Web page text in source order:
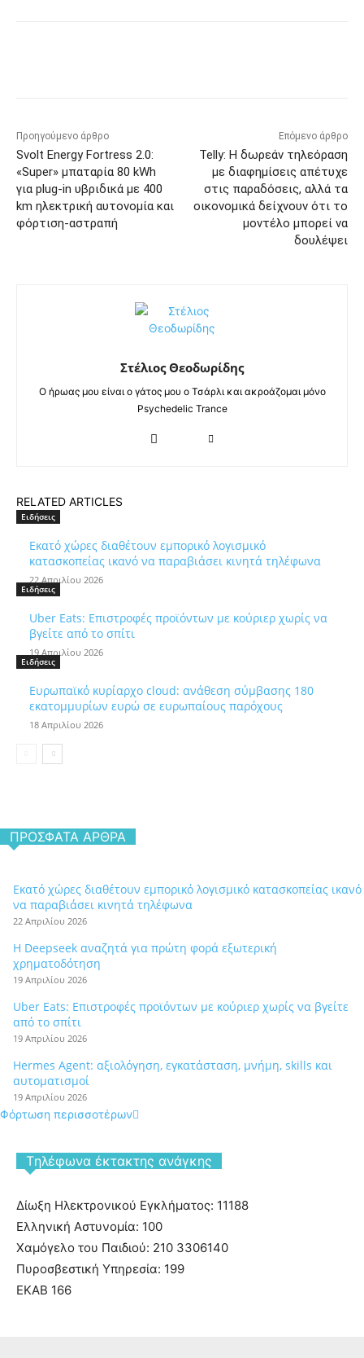
Προηγούμενο άρθρο
Svolt Energy Fortress 2.0:
«Super» μπαταρία 80 kWh
για plug‑in υβριδικά με 400
km ηλεκτρική αυτονομία και
φόρτιση-αστραπή
Επόμενο άρθρο
Telly: Η δωρεάν τηλεόραση
με διαφημίσεις απέτυχε
στις παραδόσεις, αλλά τα
οικονομικά δείχνουν ότι το
μοντέλο μπορεί να
δουλέψει
Στέλιος Θεοδωρίδης
Ο ήρωας μου είναι ο γάτος μου ο Τσάρλι και ακροάζομαι μόνο
Psychedelic Trance
RELATED ARTICLES
Ειδήσεις
Εκατό χώρες διαθέτουν εμπορικό λογισμικό
κατασκοπείας ικανό να παραβιάσει κινητά τηλέφωνα
22 Απριλίου 2026
Ειδήσεις
Uber Eats: Επιστροφές προϊόντων με κούριερ χωρίς να
βγείτε από το σπίτι
19 Απριλίου 2026
Ειδήσεις
Ευρωπαϊκό κυρίαρχο cloud: ανάθεση σύμβασης 180
εκατομμυρίων ευρώ σε ευρωπαίους παρόχους
18 Απριλίου 2026
ΠΡΌΣΦΑΤΑ ΆΡΘΡΑ
Εκατό χώρες διαθέτουν εμπορικό λογισμικό κατασκοπείας ικανό
να παραβιάσει κινητά τηλέφωνα
22 Απριλίου 2026
Η Deepseek αναζητά για πρώτη φορά εξωτερική
χρηματοδότηση
19 Απριλίου 2026
Uber Eats: Επιστροφές προϊόντων με κούριερ χωρίς να βγείτε
από το σπίτι
19 Απριλίου 2026
Hermes Agent: αξιολόγηση, εγκατάσταση, μνήμη, skills και
αυτοματισμοί
19 Απριλίου 2026
Φόρτωση περισσοτέρων
Tηλέφωνα έκτακτης ανάγκης
Δίωξη Ηλεκτρονικού Εγκλήματος: 11188
Ελληνική Αστυνομία: 100
Χαμόγελο του Παιδιού: 210 3306140
Πυροσβεστική Υπηρεσία: 199
ΕΚΑΒ 166